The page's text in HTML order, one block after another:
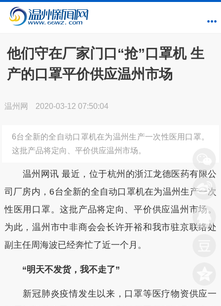
他们守在厂家门口“抢”口罩机 生
产的口罩平价供应温州市场
温州网 2020-03-12 07:50:04
6台全新的全自动口罩机在为温州生产一次性医用口罩。
这批产品将定向、平价供应温州市场。
温州网讯 最近，位于杭州的浙江龙德医药有限公
司厂房内，6台全新的全自动口罩机在为温州生产一次
性医用口罩。这批产品将定向、平价供应温州市场。
为此，温州市中非商会会长许开裕和我市驻京联络处
副主任周海波已经奔忙了近一个月。
“明天不发货，我不走了”
新冠肺炎疫情发生以来，口罩等医疗物资供应一